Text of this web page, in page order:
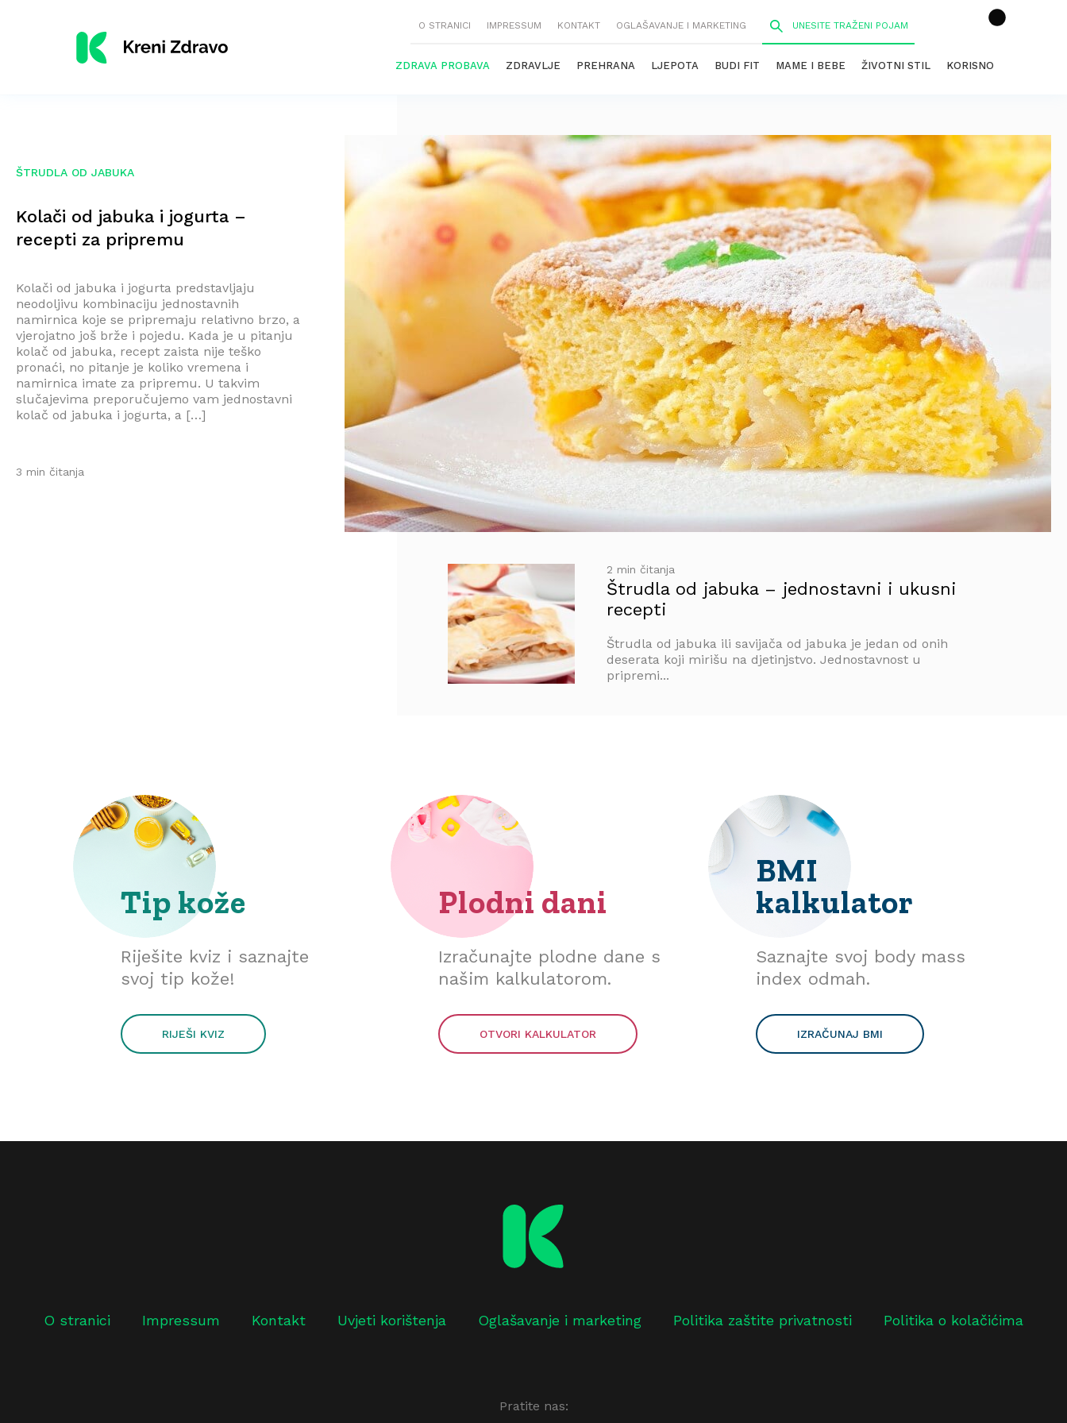
O STRANICI IMPRESSUM KONTAKT OGLAŠAVANJE I MARKETING
ZDRAVA PROBAVA ZDRAVLJE PREHRANA LJEPOTA BUDI FIT MAME I BEBE ŽIVOTNI STIL KORISNO
ŠTRUDLA OD JABUKA
Kolači od jabuka i jogurta –
recepti za pripremu
Kolači od jabuka i jogurta predstavljaju
neodoljivu kombinaciju jednostavnih
namirnica koje se pripremaju relativno brzo, a
vjerojatno još brže i pojedu. Kada je u pitanju
kolač od jabuka, recept zaista nije teško
pronaći, no pitanje je koliko vremena i
namirnica imate za pripremu. U takvim
slučajevima preporučujemo vam jednostavni
kolač od jabuka i jogurta, a […]
3 min čitanja
2 min čitanja
Štrudla od jabuka – jednostavni i ukusni
recepti
Štrudla od jabuka ili savijača od jabuka je jedan od onih
deserata koji mirišu na djetinjstvo. Jednostavnost u
pripremi...
Tip kože
Riješite kviz i saznajte
svoj tip kože!
RIJEŠI KVIZ
Plodni dani
Izračunajte plodne dane s
našim kalkulatorom.
OTVORI KALKULATOR
BMI
kalkulator
Saznajte svoj body mass
index odmah.
IZRAČUNAJ BMI
O stranici Impressum Kontakt Uvjeti korištenja Oglašavanje i marketing Politika zaštite privatnosti Politika o kolačićima
Pratite nas: